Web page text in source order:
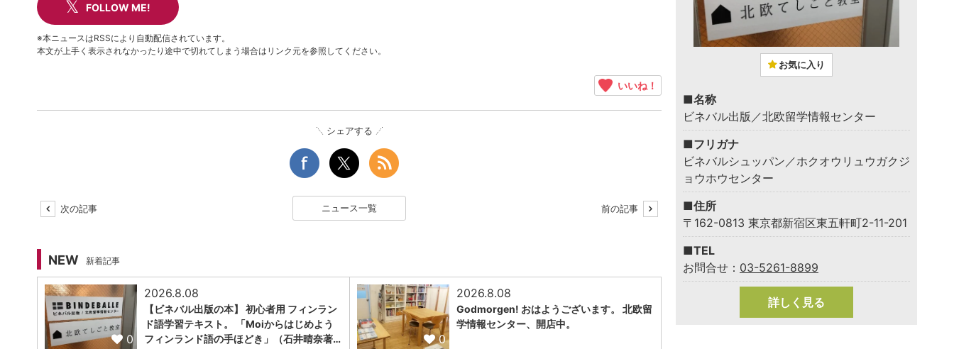
FOLLOW ME!
※本ニュースはRSSにより自動配信されています。
本文が上手く表示されなかったり途中で切れてしまう場合はリンク元を参照してください。
いいね！
シェアする
次の記事 ニュース一覧 前の記事
NEW 新着記事
0
2026.8.08
【ビネバル出版の本】 初心者用 フィンラン
ド語学習テキスト。 「Moiからはじめよう
フィンランド語の手ほどき」（石井晴奈著…
0
2026.8.08
Godmorgen! おはようございます。 北欧留
学情報センター、開店中。
お気に入り
■名称
ビネバル出版／北欧留学情報センター
■フリガナ
ビネバルシュッパン／ホクオウリュウガクジ
ョウホウセンター
■住所
〒162-0813 東京都新宿区東五軒町2-11-201
■TEL
お問合せ： 03-5261-8899
詳しく見る